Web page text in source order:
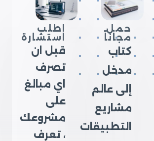
حمل
مجاناً
كتاب
مدخل
إلى عالم
مشاريع
التطبيقات
اطلب
استشارة
قبل ان
تصرف
اي مبالغ
على
مشروعك
، تعرف